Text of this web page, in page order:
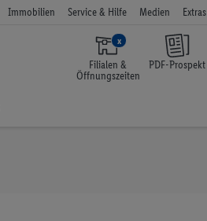
Immobilien Service & Hilfe Medien Extras
x
Filialen &
Öffnungszeiten
PDF-Prospekt